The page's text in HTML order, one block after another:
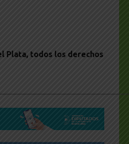
Plata, todos los derechos